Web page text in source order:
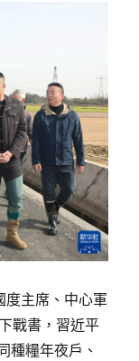
度主席、中心軍
戰書，習近平
種糧年夜戶、